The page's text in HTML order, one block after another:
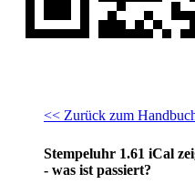
<< Zurück zum
Stempeluhr 1.61 iCal
- was ist passiert?